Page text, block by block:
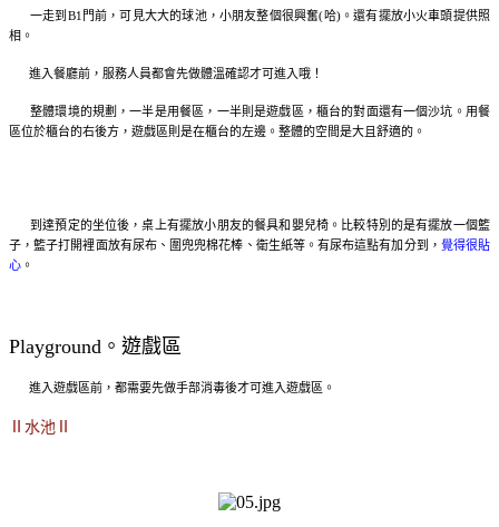
一走到B1門前，可見大大的球池，小朋友整個很興奮(哈)。還有擺放小火車頭提供照
相。
進入餐廳前，服務人員都會先做體溫確認才可進入哦！
整體環境的規劃，一半是用餐區，一半則是遊戲區，櫃台的對面還有一個沙坑。用餐
區位於櫃台的右後方，遊戲區則是在櫃台的左邊。整體的空間是大且舒適的。
到達預定的坐位後，桌上有擺放小朋友的餐具和嬰兒椅。比較特別的是有擺放一個籃
子，籃子打開裡面放有尿布、圍兜兜棉花棒、衛生紙等。有尿布這點有加分到， 覺得很貼
心 。
Playground。遊戲區
進入遊戲區前，都需要先做手部消毒後才可進入遊戲區。
Ⅱ水池Ⅱ